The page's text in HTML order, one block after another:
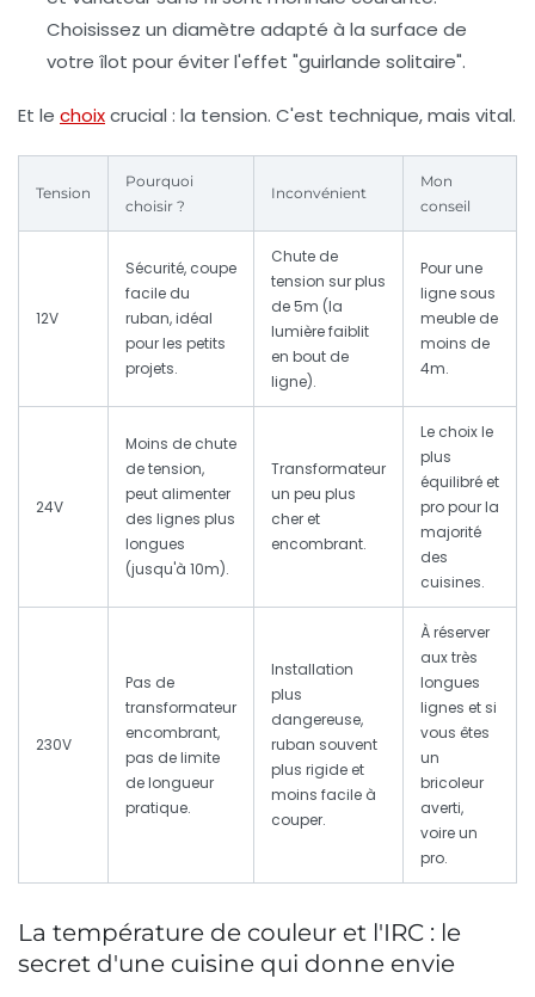
Choisissez un diamètre adapté à la surface de
votre îlot pour éviter l'effet "guirlande solitaire".
Et le choixcrucial : la tension. C'est technique, mais vital.
Tension
Pourquoi
choisir ?
Inconvénient
Mon
conseil
12V
Sécurité, coupe
facile du
ruban, idéal
pour les petits
projets.
Chute de
tension sur plus
de 5m (la
lumière faiblit
en bout de
ligne).
Pour une
ligne sous
meuble de
moins de
4m.
24V
Moins de chute
de tension,
peut alimenter
des lignes plus
longues
(jusqu'à 10m).
Transformateur
un peu plus
cher et
encombrant.
Le choix le
plus
équilibré et
pro pour la
majorité
des
cuisines.
230V
Pas de
transformateur
encombrant,
pas de limite
de longueur
pratique.
Installation
plus
dangereuse,
ruban souvent
plus rigide et
moins facile à
couper.
À réserver
aux très
longues
lignes et si
vous êtes
un
bricoleur
averti,
voire un
pro.
La température de couleur et l'IRC : le
secret d'une cuisine qui donne envie